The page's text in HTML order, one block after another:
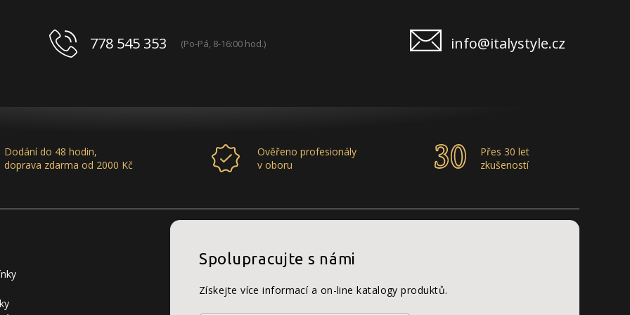
778 545 353 (Po-Pá, 8-16:00 hod.) info@italystyle.cz
Dodání do 48 hodin,
doprava zdarma od 2000 Kč
Ověřeno profesionály
v oboru
Přes 30 let
zkušeností
Spolupracujte s námi
Získejte více informací a on-line katalogy produktů.